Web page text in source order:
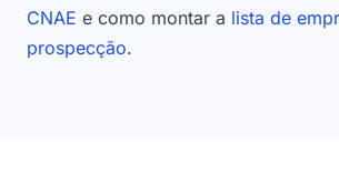
CNAE e como montar a lista de
prospecção.